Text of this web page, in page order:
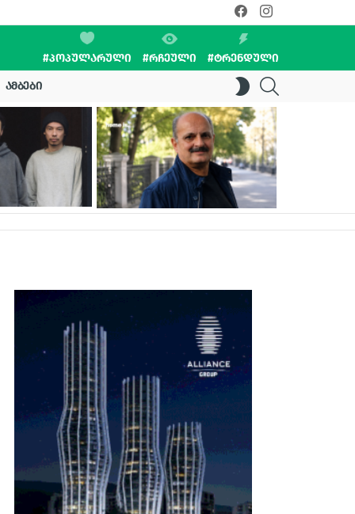
facebookinstagram
#ᲞᲝᲞᲣᲚᲐᲠᲣᲚᲘ #ᲠᲩᲔᲣᲚᲘ #ᲢᲠᲔᲜᲓᲣᲚᲘ
ᲐᲛᲑᲔᲑᲘ
SWITCH
SKIN